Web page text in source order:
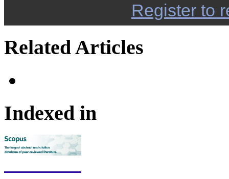
Register to
Related Articles
Indexed in